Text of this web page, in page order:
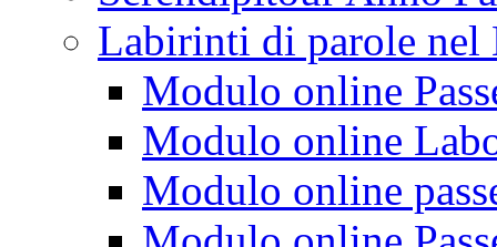
Labirinti di parole
Modulo online
Modulo online
Modulo online